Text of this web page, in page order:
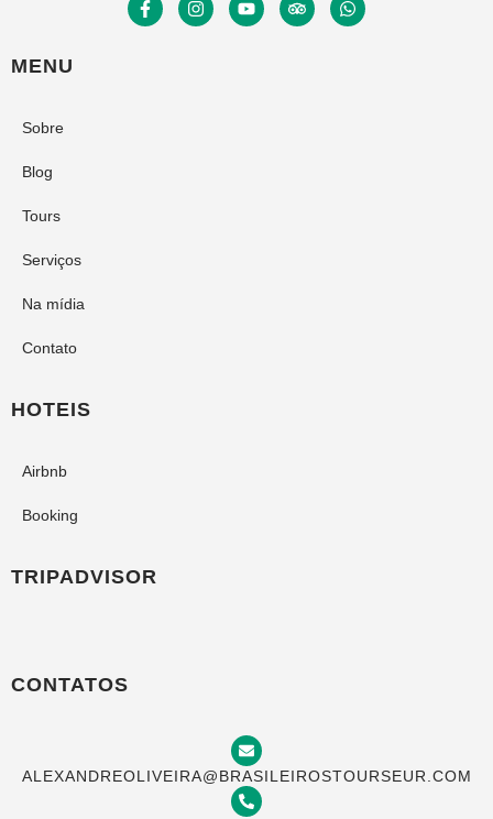
MENU
Sobre
Blog
Tours
Serviços
Na mídia
Contato
HOTEIS
Airbnb
Booking
TRIPADVISOR
CONTATOS
ALEXANDREOLIVEIRA@BRASILEIROSTOURSEUR.COM